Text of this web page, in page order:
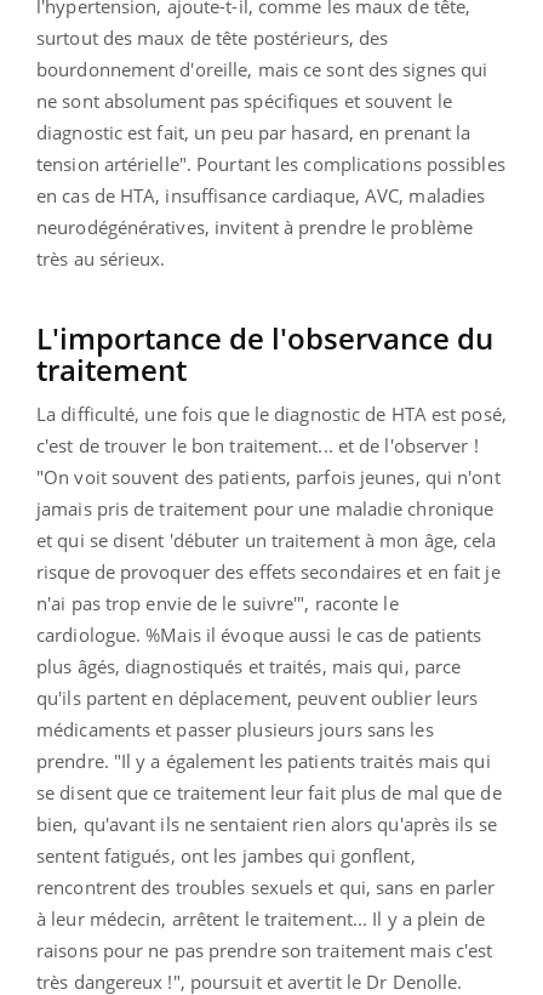
l'hypertension, ajoute-t-il, comme les maux de tête,
surtout des maux de tête postérieurs, des
bourdonnement d'oreille, mais ce sont des signes qui
ne sont absolument pas spécifiques et souvent le
diagnostic est fait, un peu par hasard, en prenant la
tension artérielle". Pourtant les complications possibles
en cas de HTA, insuffisance cardiaque, AVC, maladies
neurodégénératives, invitent à prendre le problème
très au sérieux.
L'importance de l'observance du
traitement
La difficulté, une fois que le diagnostic de HTA est posé,
c'est de trouver le bon traitement... et de l'observer !
"On voit souvent des patients, parfois jeunes, qui n'ont
jamais pris de traitement pour une maladie chronique
et qui se disent 'débuter un traitement à mon âge, cela
risque de provoquer des effets secondaires et en fait je
n'ai pas trop envie de le suivre'", raconte le
cardiologue. %Mais il évoque aussi le cas de patients
plus âgés, diagnostiqués et traités, mais qui, parce
qu'ils partent en déplacement, peuvent oublier leurs
médicaments et passer plusieurs jours sans les
prendre. "Il y a également les patients traités mais qui
se disent que ce traitement leur fait plus de mal que de
bien, qu'avant ils ne sentaient rien alors qu'après ils se
sentent fatigués, ont les jambes qui gonflent,
rencontrent des troubles sexuels et qui, sans en parler
à leur médecin, arrêtent le traitement... Il y a plein de
raisons pour ne pas prendre son traitement mais c'est
très dangereux !", poursuit et avertit le Dr Denolle.